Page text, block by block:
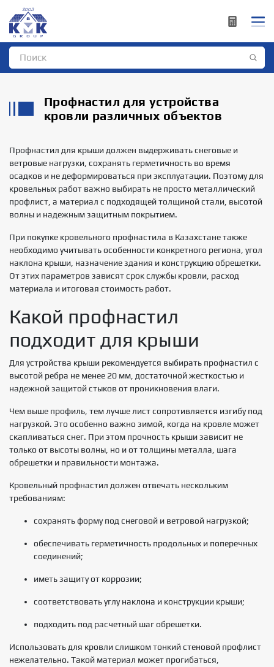
Профнастил для устройства
кровли различных объектов
Профнастил для крыши должен выдерживать снеговые и
ветровые нагрузки, сохранять герметичность во время
осадков и не деформироваться при эксплуатации. Поэтому для
кровельных работ важно выбирать не просто металлический
профлист, а материал с подходящей толщиной стали, высотой
волны и надежным защитным покрытием.
При покупке кровельного профнастила в Казахстане также
необходимо учитывать особенности конкретного региона, угол
наклона крыши, назначение здания и конструкцию обрешетки.
От этих параметров зависят срок службы кровли, расход
материала и итоговая стоимость работ.
Какой профнастил
подходит для крыши
Для устройства крыши рекомендуется выбирать профнастил с
высотой ребра не менее 20 мм, достаточной жесткостью и
надежной защитой стыков от проникновения влаги.
Чем выше профиль, тем лучше лист сопротивляется изгибу под
нагрузкой. Это особенно важно зимой, когда на кровле может
скапливаться снег. При этом прочность крыши зависит не
только от высоты волны, но и от толщины металла, шага
обрешетки и правильности монтажа.
Кровельный профнастил должен отвечать нескольким
требованиям:
сохранять форму под снеговой и ветровой нагрузкой;
обеспечивать герметичность продольных и поперечных
соединений;
иметь защиту от коррозии;
соответствовать углу наклона и конструкции крыши;
подходить под расчетный шаг обрешетки.
Использовать для кровли слишком тонкий стеновой профлист
нежелательно. Такой материал может прогибаться,